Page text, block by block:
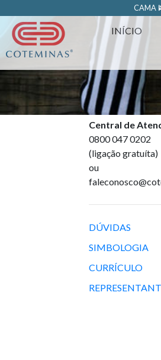
https://www.coteminas.com.br/ CAMA
INÍCIO
Central de
0800 047 0202
(ligação gratuíta)
ou
DÚVIDAS
SIMBOLOGIA
CURRÍCULO